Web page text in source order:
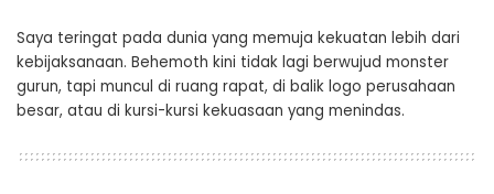
Saya teringat pada dunia yang memuja kekuatan lebih dari
kebijaksanaan. Behemoth kini tidak lagi berwujud monster
gurun, tapi muncul di ruang rapat, di balik logo perusahaan
besar, atau di kursi-kursi kekuasaan yang menindas.